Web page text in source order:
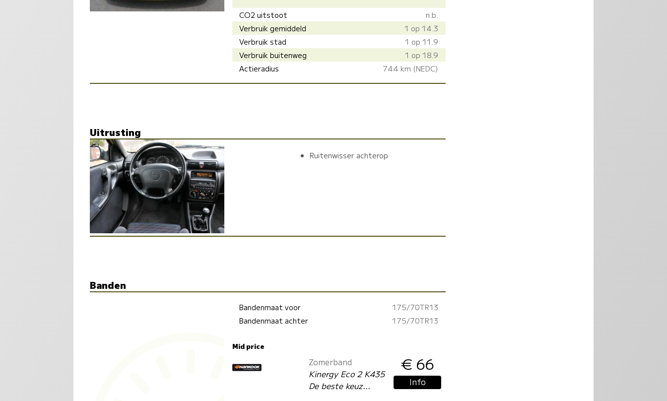
CO2 uitstoot
n.b.
Verbruik gemiddeld
1 op 14.3
Verbruik stad
1 op 11.9
Verbruik buitenweg
1 op 18.9
Actieradius
744 km (NEDC)
Uitrusting
Ruitenwisser achterop
Banden
Bandenmaat voor
175/70TR13
Bandenmaat achter
175/70TR13
Mid price
Zomerband
Kinergy Eco 2 K435
De beste keuz...
€ 66
Info